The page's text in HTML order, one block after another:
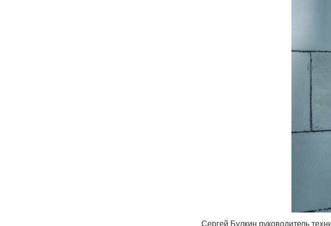
Сергей Булкин руководитель